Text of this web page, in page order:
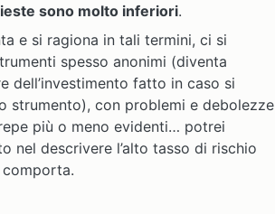
sono molto inferiori.
e si ragiona in tali termini, ci si
spesso anonimi (diventa
dell’investimento fatto in caso si
strumento), con problemi e debolezze
più o meno evidenti… potrei
nel descrivere l’alto tasso di rischio